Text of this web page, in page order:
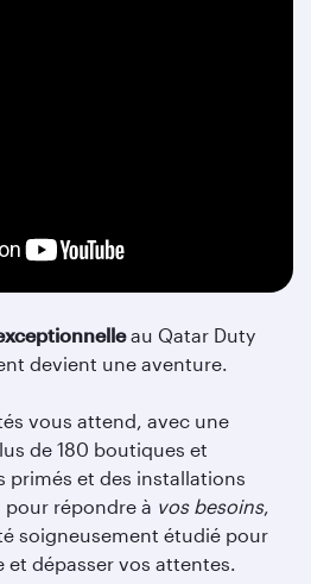
au Qatar Duty
devient une aventure.
vous attend, avec une
de 180 boutiques et
primés et des installations
répondre à vos besoins,
soigneusement étudié pour
et dépasser vos attentes.